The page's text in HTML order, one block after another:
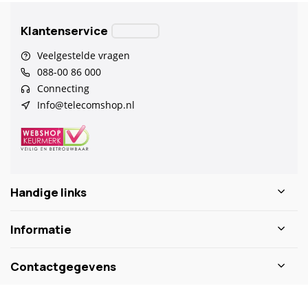
Klantenservice
Veelgestelde vragen
088-00 86 000
Connecting
Info@telecomshop.nl
Handige links
Informatie
Contactgegevens